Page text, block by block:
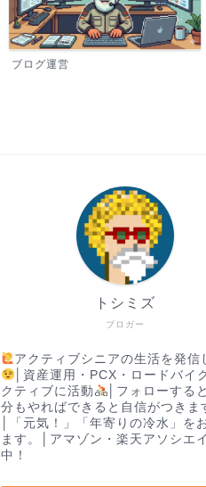
ブロガー
トシミズ
アクティブシニアの生活を発信
│資産運用・PCX・ロードバイ
クティブに活動
│フォローする
分もやればできると自信がつきま
│「元気！」「年寄りの冷水」を
ます。│アマゾン・楽天アソシエ
中！